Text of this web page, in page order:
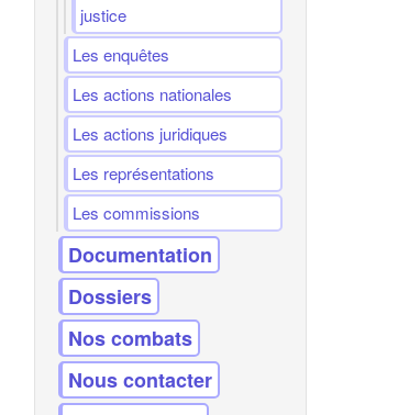
justice
Les enquêtes
Les actions nationales
Les actions juridiques
Les représentations
Les commissions
Documentation
Dossiers
Nos combats
Nous contacter